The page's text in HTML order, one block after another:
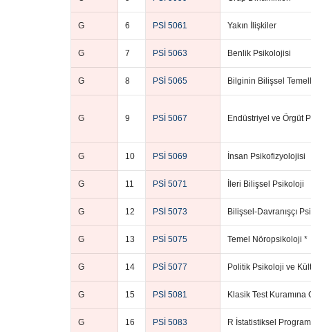
G 6 PSİ 5061 Yakın İlişkiler
G 7 PSİ 5063 Benlik Psikolojisi
G 8 PSİ 5065 Bilginin Bilişsel
G 9 PSİ 5067 Endüstriyel ve Örgüt
G 10 PSİ 5069 İnsan Psikofizyolojisi
G 11 PSİ 5071 İleri Bilişsel Psikoloji
G 12 PSİ 5073 Bilişsel-Davranışçı
G 13 PSİ 5075 Temel Nöropsikoloji *
G 14 PSİ 5077 Politik Psikoloji ve
G 15 PSİ 5081 Klasik Test Kuramına
G 16 PSİ 5083 R İstatistiksel